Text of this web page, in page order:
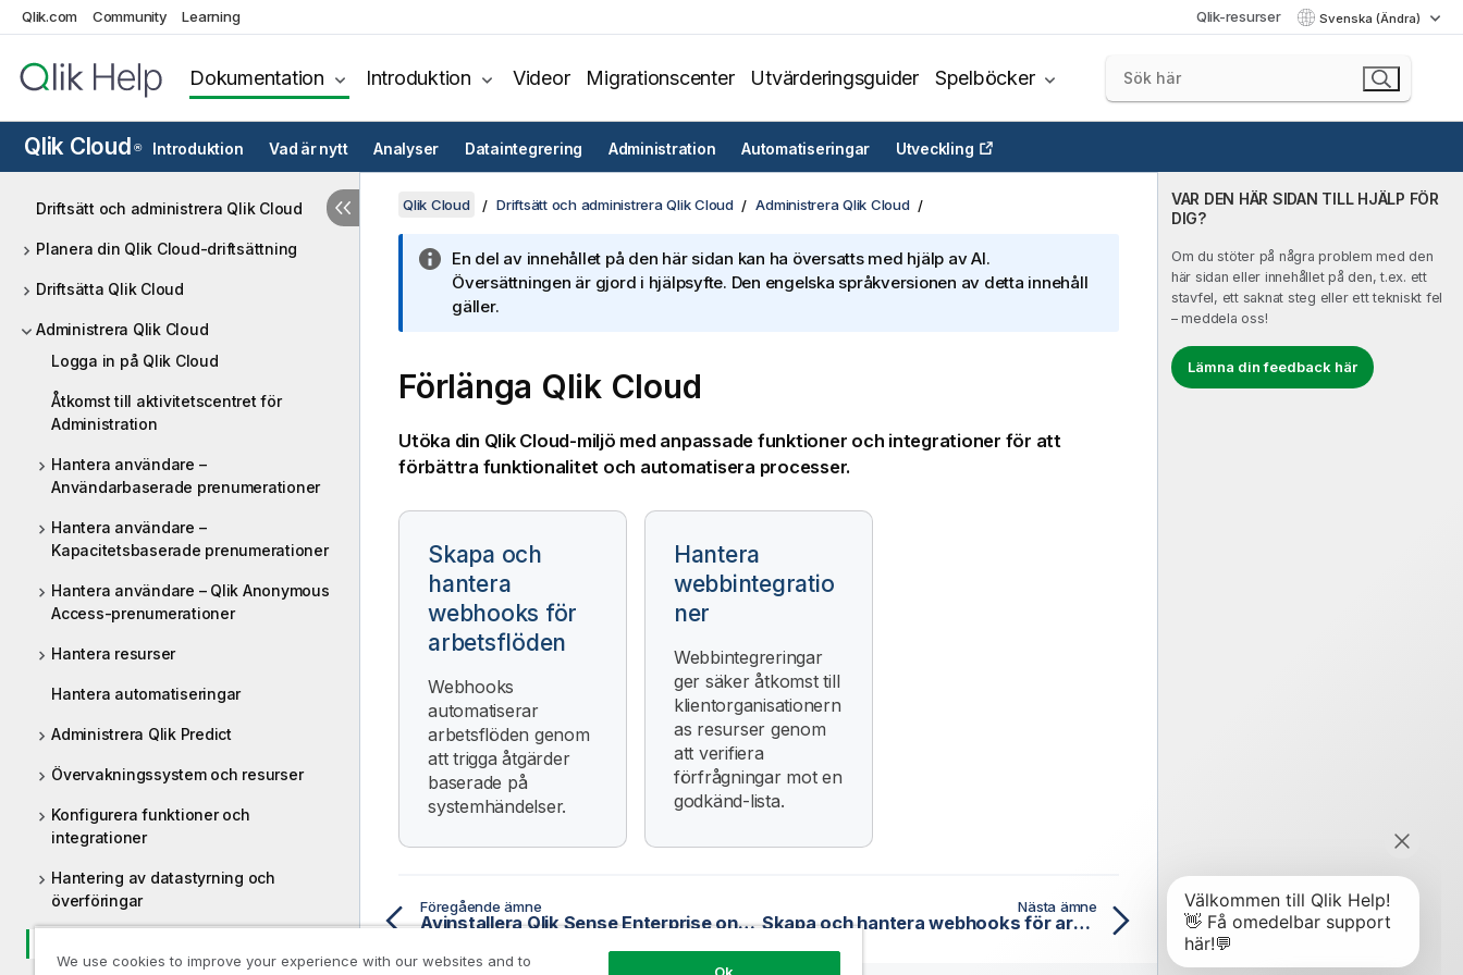
Qlik.com Community Learning Qlik-resurser Svenska (Ändra)
Dokumentation Introduktion Videor Migrationscenter Utvärderingsguider Spelböcker
Qlik Cloud ® Introduktion Vad är nytt Analyser Dataintegrering Administration Automatiseringar Utveckling
Driftsätt och administrera Qlik Cloud
Planera din Qlik Cloud-driftsättning
Driftsätta Qlik Cloud
Administrera Qlik Cloud
Logga in på Qlik Cloud
Åtkomst till aktivitetscentret för
Administration
Hantera användare –
Användarbaserade prenumerationer
Hantera användare –
Kapacitetsbaserade prenumerationer
Hantera användare – Qlik Anonymous
Access-prenumerationer
Hantera resurser
Hantera automatiseringar
Administrera Qlik Predict
Övervakningssystem och resurser
Konfigurera funktioner och
integrationer
Hantering av datastyrning och
överföringar
VAR DEN HÄR SIDAN TILL HJÄLP FÖR
DIG?
Om du stöter på några problem med den
här sidan eller innehållet på den, t.ex. ett
stavfel, ett saknat steg eller ett tekniskt fel
– meddela oss!
Lämna din feedback här
Qlik Cloud Driftsätt och administrera Qlik Cloud Administrera Qlik Cloud
En del av innehållet på den här sidan kan ha översatts med hjälp av AI.
Översättningen är gjord i hjälpsyfte. Den engelska språkversionen av detta innehåll
gäller.
Förlänga Qlik Cloud
Utöka din Qlik Cloud-miljö med anpassade funktioner och integrationer för att
förbättra funktionalitet och automatisera processer.
Skapa och
hantera
webhooks för
arbetsflöden
Webhooks
automatiserar
arbetsflöden genom
att trigga åtgärder
baserade på
systemhändelser.
Hantera
webbintegratio
ner
Webbintegreringar
ger säker åtkomst till
klientorganisationern
as resurser genom
att verifiera
förfrågningar mot en
godkänd-lista.
Föregående ämne
Avinstallera Qlik Sense Enterprise on Windows från en server med Qlik DataTransfer
Nästa ämne
Skapa och hantera webhooks för arbetsflöden
We use cookies to improve your experience with our websites and to